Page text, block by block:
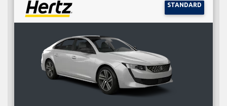
STANDARD